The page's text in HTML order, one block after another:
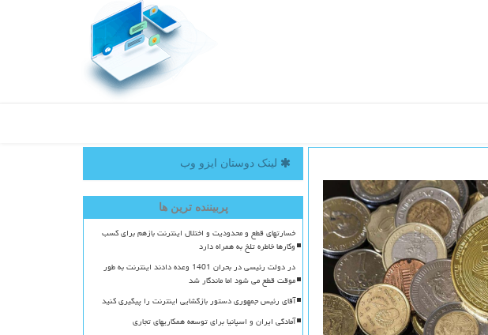
لینک دوستان ایزو وب
پربیننده ترین ها
خسارتهای قطع و محدودیت و اختلال اینترنت بازهم برای کسب
وکارها خاطره تلخ به همراه دارد
در دولت رئیسی در بحران 1401 وعده دادند اینترنت به طور
موقت قطع می شود اما ماندگار شد
آقای رئیس جمهوری دستور بازگشایی اینترنت را پیگیری کنید
آمادگی ایران و اسپانیا برای توسعه همکاریهای تجاری